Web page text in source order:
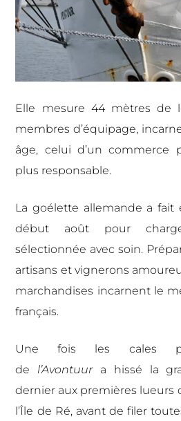
Elle mesure 44 mètres de
membres d’équipage,
âge, celui d’un commerce
plus responsable.
La goélette allemande a fait
début août pour
sélectionnée avec soin.
artisans et vignerons
marchandises incarnent le
français.
Une fois les cales
de l’Avontuur a hissé la
dernier aux premières lueurs
l’Île de Ré, avant de filer